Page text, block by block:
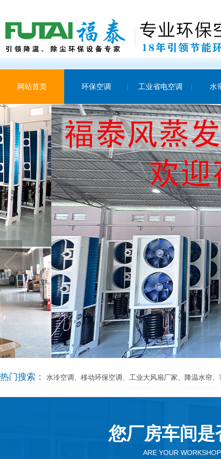
网站首页 环保空调 工业省电空调 水
热门搜索： 水冷空调、移动环保空调、工业大风扇厂家、降温水帘
您厂房车间
ARE YOUR